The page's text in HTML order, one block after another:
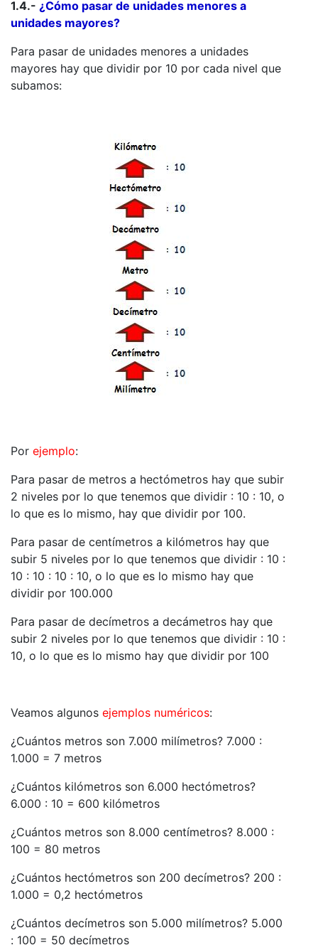
1.4.- ¿Cómo pasar de unidades menores a
unidades mayores?
Para pasar de unidades menores a unidades
mayores hay que dividir por 10 por cada nivel que
subamos:
Por ejemplo:
Para pasar de metros a hectómetros hay que subir
2 niveles por lo que tenemos que dividir : 10 : 10, o
lo que es lo mismo, hay que dividir por 100.
Para pasar de centímetros a kilómetros hay que
subir 5 niveles por lo que tenemos que dividir : 10 :
10 : 10 : 10 : 10, o lo que es lo mismo hay que
dividir por 100.000
Para pasar de decímetros a decámetros hay que
subir 2 niveles por lo que tenemos que dividir : 10 :
10, o lo que es lo mismo hay que dividir por 100
Veamos algunos ejemplos numéricos:
¿Cuántos metros son 7.000 milímetros? 7.000 :
1.000 = 7 metros
¿Cuántos kilómetros son 6.000 hectómetros?
6.000 : 10 = 600 kilómetros
¿Cuántos metros son 8.000 centímetros? 8.000 :
100 = 80 metros
¿Cuántos hectómetros son 200 decímetros? 200 :
1.000 = 0,2 hectómetros
¿Cuántos decímetros son 5.000 milímetros? 5.000
: 100 = 50 decímetros